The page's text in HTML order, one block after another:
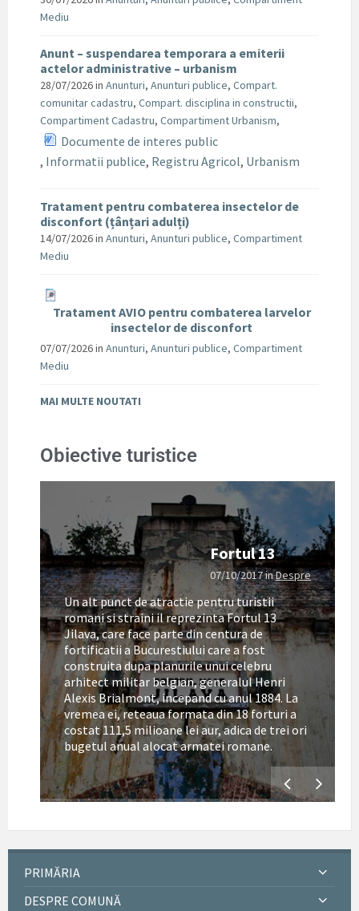
Mediu
Anunt – suspendarea temporara a emiterii
actelor administrative – urbanism
28/07/2026in Anunturi, Anunturi publice, Compart.
comunitar cadastru, Compart. disciplina in constructii,
Compartiment Cadastru, Compartiment Urbanism,
Documente de interes public
, Informatii publice, Registru Agricol, Urbanism
Tratament pentru combaterea insectelor de
disconfort (țânțari adulți)
14/07/2026in Anunturi, Anunturi publice, Compartiment
Mediu
Tratament AVIO pentru combaterea larvelor
insectelor de disconfort
07/07/2026in Anunturi, Anunturi publice, Compartiment
Mediu
MAI MULTE NOUTATI
Obiective turistice
Fortul 13
07/10/2017inDespre
Un alt punct de atractie pentru turistii
romani si straini il reprezinta Fortul 13
Jilava, care face parte din centura de
fortificatii a Bucurestiului care a fost
construita dupa planurile unui celebru
arhitect militar belgian, generalul Henri
Alexis Brialmont, incepand cu anul 1884. La
vremea ei, reteaua formata din 18 forturi a
costat 111,5 milioane lei aur, adica de trei ori
bugetul anual alocat armatei romane.
PRIMĂRIA
DESPRE COMUNĂ